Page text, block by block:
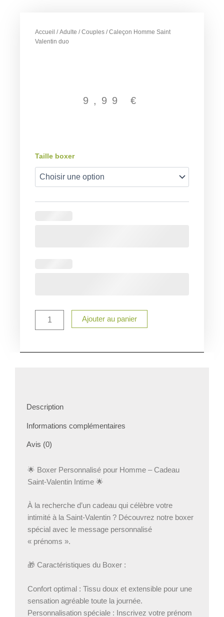
Accueil /Adulte /Couples / Caleçon Homme Saint
Valentin duo
9,99 €
Taille boxer
quantité
Caleçon
Valentin
Ajouter au panier
Description
Informations complémentaires
Avis (0)
🌟 Boxer Personnalisé pour Homme – Cadeau
Saint-Valentin Intime 🌟
À la recherche d’un cadeau qui célèbre votre
intimité à la Saint-Valentin ? Découvrez notre boxer
spécial avec le message personnalisé
« prénoms ».
🎁 Caractéristiques du Boxer :
Confort optimal : Tissu doux et extensible pour une
sensation agréable toute la journée.
Personnalisation spéciale : Inscrivez votre prénom